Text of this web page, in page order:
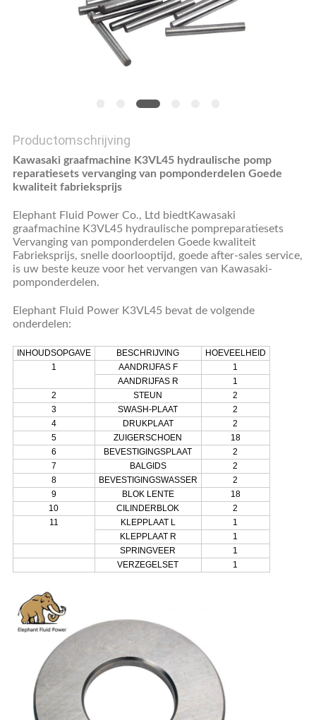
Productomschrijving
Kawasaki graafmachine K3VL45 hydraulische pomp
reparatiesets vervanging van pomponderdelen Goede
kwaliteit fabrieksprijs
Elephant Fluid Power Co., Ltd biedtKawasaki
graafmachine K3VL45 hydraulische pompreparatiesets
Vervanging van pomponderdelen Goede kwaliteit
Fabrieksprijs, snelle doorlooptijd, goede after-sales service,
is uw beste keuze voor het vervangen van Kawasaki-
pomponderdelen.
Elephant Fluid Power K3VL45 bevat de volgende
onderdelen:
INHOUDSOPGAVE BESCHRIJVING
HOEVEELHEID
1
AANDRIJFAS F
1
AANDRIJFAS R
1
2
STEUN
2
3
SWASH-PLAAT
2
4
DRUKPLAAT
2
5
ZUIGERSCHOEN
18
6
BEVESTIGINGSPLAAT
2
7
BALGIDS
2
8
BEVESTIGINGSWASSER
2
9
BLOK LENTE
18
10
CILINDERBLOK
2
11
KLEPPLAAT L
1
KLEPPLAAT R
1
SPRINGVEER
1
VERZEGELSET
1